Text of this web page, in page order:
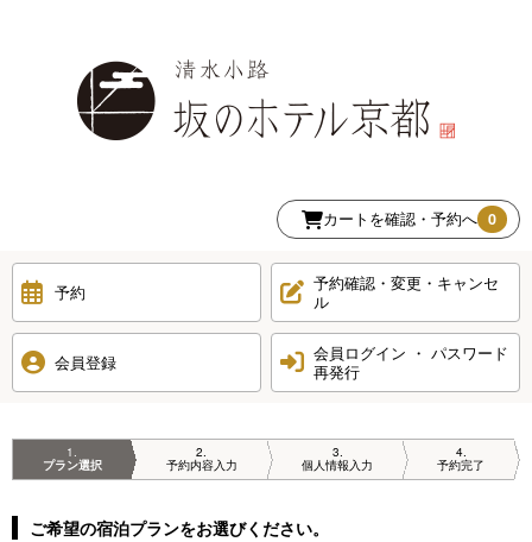
カートを確認・予約へ 0
予約
予約確認・変更・キャンセ
ル
会員登録
会員ログイン ・ パスワード
再発行
1
プラン選択
2
予約内容入力
3
個人情報入力
4
予約完了
ご希望の宿泊プランをお選びください。